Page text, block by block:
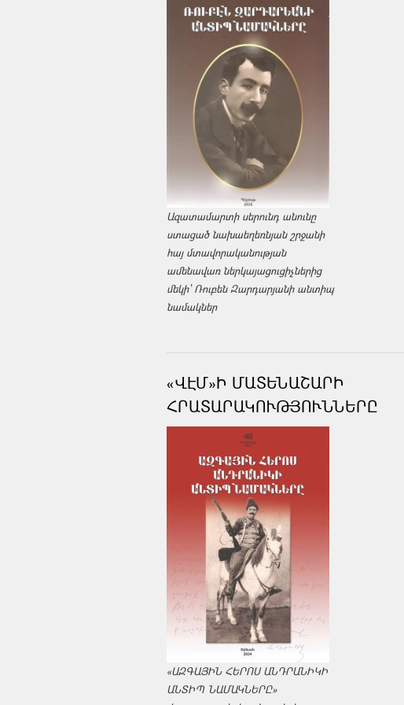
Ազատամարտի սերունդ անունը
ստացած նախաեղեռնյան շրջանի
հայ մտավորականության
ամենավառ ներկայացուցիչներից
մեկի՝ Ռուբեն Զարդարյանի անտիպ
նամակներ
«ՎԷՄ»Ի ՄԱՏԵՆԱՇԱՐԻ
ՀՐԱՏԱՐԱԿՈՒԹՅՈՒՆՆԵՐԸ
«ԱԶԳԱՅԻՆ ՀԵՐՈՍ ԱՆԴՐԱՆԻԿԻ
ԱՆՏԻՊ ՆԱՄԱԿՆԵՐԸ»